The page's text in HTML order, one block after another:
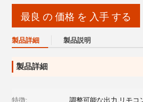
最良 の 価格 を 入手 する
製品詳細 製品説明
製品詳細
特徴: 調整可能な出力,リモコ